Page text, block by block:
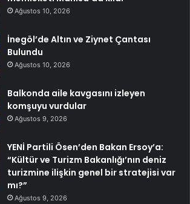
Ağustos 10, 2026
İnegöl’de Altın ve Ziynet Çantası
Bulundu
Ağustos 10, 2026
Balkonda aile kavgasını izleyen
komşuyu vurdular
Ağustos 9, 2026
YENİ Partili Ösen’den Bakan Ersoy’a:
“Kültür ve Turizm Bakanlığı’nın deniz
turizmine ilişkin genel bir stratejisi var
mı?”
Ağustos 9, 2026